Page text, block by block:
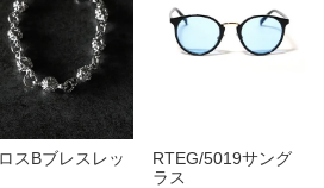
スBブレスレッ
RTEG/5019サング
ラス